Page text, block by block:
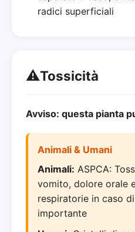
radici superficiali
⚠️Tossicità
Avviso: questa pianta
Animali & Umani
Animali: ASPCA:
vomito, dolore orale
respiratorie in caso
importante